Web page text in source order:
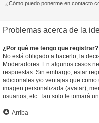
¿Cómo puedo ponerme en contacto
Problemas acerca de la
¿Por qué me tengo que registrar?
No está obligado a hacerlo, la
Moderadores. En algunos casos
respuestas. Sin embargo, estar
adicionales y/o ventajas que
imagen personalizada (avatar),
usuarios, etc. Tan solo le tomará
Arriba